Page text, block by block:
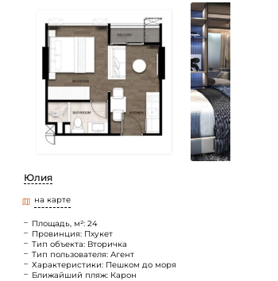
Юлия
на карте
Площадь, м²: 24
Провинция: Пхукет
Тип объекта: Вторичка
Тип пользователя: Агент
Характеристики: Пешком до моря
Ближайший пляж: Карон